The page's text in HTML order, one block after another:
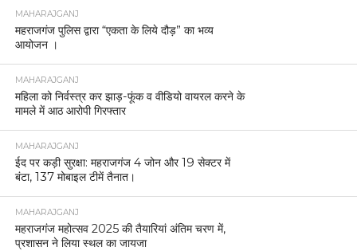
MAHARAJGANJ
महराजगंज पुलिस द्वारा “एकता के लिये दौड़” का भव्य
आयोजन ।
MAHARAJGANJ
महिला को निर्वस्त्र कर झाड़-फूंक व वीडियो वायरल करने के
मामले में आठ आरोपी गिरफ्तार
MAHARAJGANJ
ईद पर कड़ी सुरक्षा: महराजगंज 4 जोन और 19 सेक्टर में
बंटा, 137 मोबाइल टीमें तैनात।
MAHARAJGANJ
महराजगंज महोत्सव 2025 की तैयारियां अंतिम चरण में,
प्रशासन ने लिया स्थल का जायजा